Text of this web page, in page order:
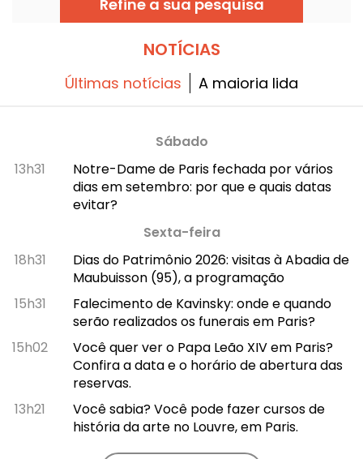
a planejar seus deslocamentos.
Refine a sua pesquisa
NOTÍCIAS
Últimas notícias A maioria lida
Sábado
13h31
Notre-Dame de Paris fechada por vários
dias em setembro: por que e quais datas
evitar?
Sexta-feira
18h31
Dias do Patrimônio 2026: visitas à Abadia de
Maubuisson (95), a programação
15h31
Falecimento de Kavinsky: onde e quando
serão realizados os funerais em Paris?
15h02
Você quer ver o Papa Leão XIV em Paris?
Confira a data e o horário de abertura das
reservas.
13h21
Você sabia? Você pode fazer cursos de
história da arte no Louvre, em Paris.